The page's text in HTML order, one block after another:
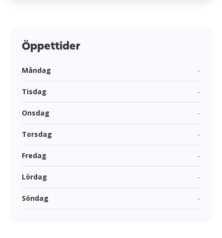
Öppettider
Måndag -
Tisdag -
Onsdag -
Torsdag -
Fredag -
Lördag -
Söndag -